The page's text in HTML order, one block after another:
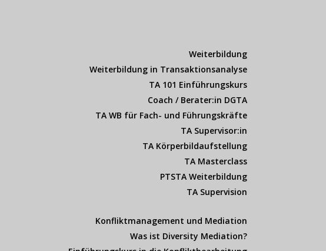
Weiterbildung
Weiterbildung in Transaktionsanalyse
TA 101 Einführungskurs
Coach / Berater:in DGTA
TA WB für Fach- und Führungskräfte
TA Supervisor:in
TA Körperbildaufstellung
TA Masterclass
PTSTA Weiterbildung
TA Supervision
Konfliktmanagement und Mediation
Was ist Diversity Mediation?